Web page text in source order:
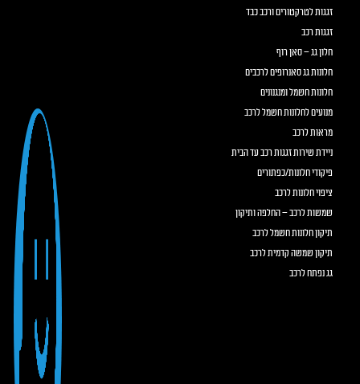
זגגות לטרקטורים ורכב כבד
זגגות רכב
חלון גג – סאן רוף
חלונות גג סאנרופים לרכבים
חלונות חשמל ומנגנונים
מנועים לחלונות חשמל לרכב
מראות לרכב
ניידת שירות זגגות רכב עד הבית
פיקודי חלונות/כפתורים
ציפוי חלונות לרכב
שמשות לרכב – החלפה ותיקון
תיקון חלונות חשמל לרכב
תיקון שמשה קדמית לרכב
גג נפתח לרכב